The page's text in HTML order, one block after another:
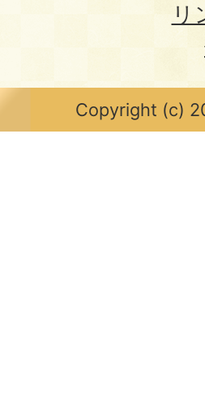
リ
Copyright (c)